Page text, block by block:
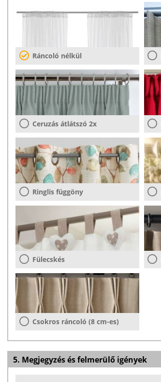
Ráncoló nélkül
Ceruzás átlátszó 2x
Ringlis függöny
Fülecskés
Csokros ráncoló (8 cm-es)
5. Megjegyzés és felmerülő igények